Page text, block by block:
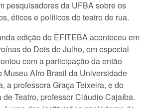
pesquisadores da UFBA sobre os
éticos e políticos do teatro de rua.
edição do EFITEBA aconteceu em
do Dois de Julho, em especial
com a participação da então
Museu Afro Brasil da Universidade
a professora Graça Teixeira, e do
Teatro, professor Cláudio Cajaíba.